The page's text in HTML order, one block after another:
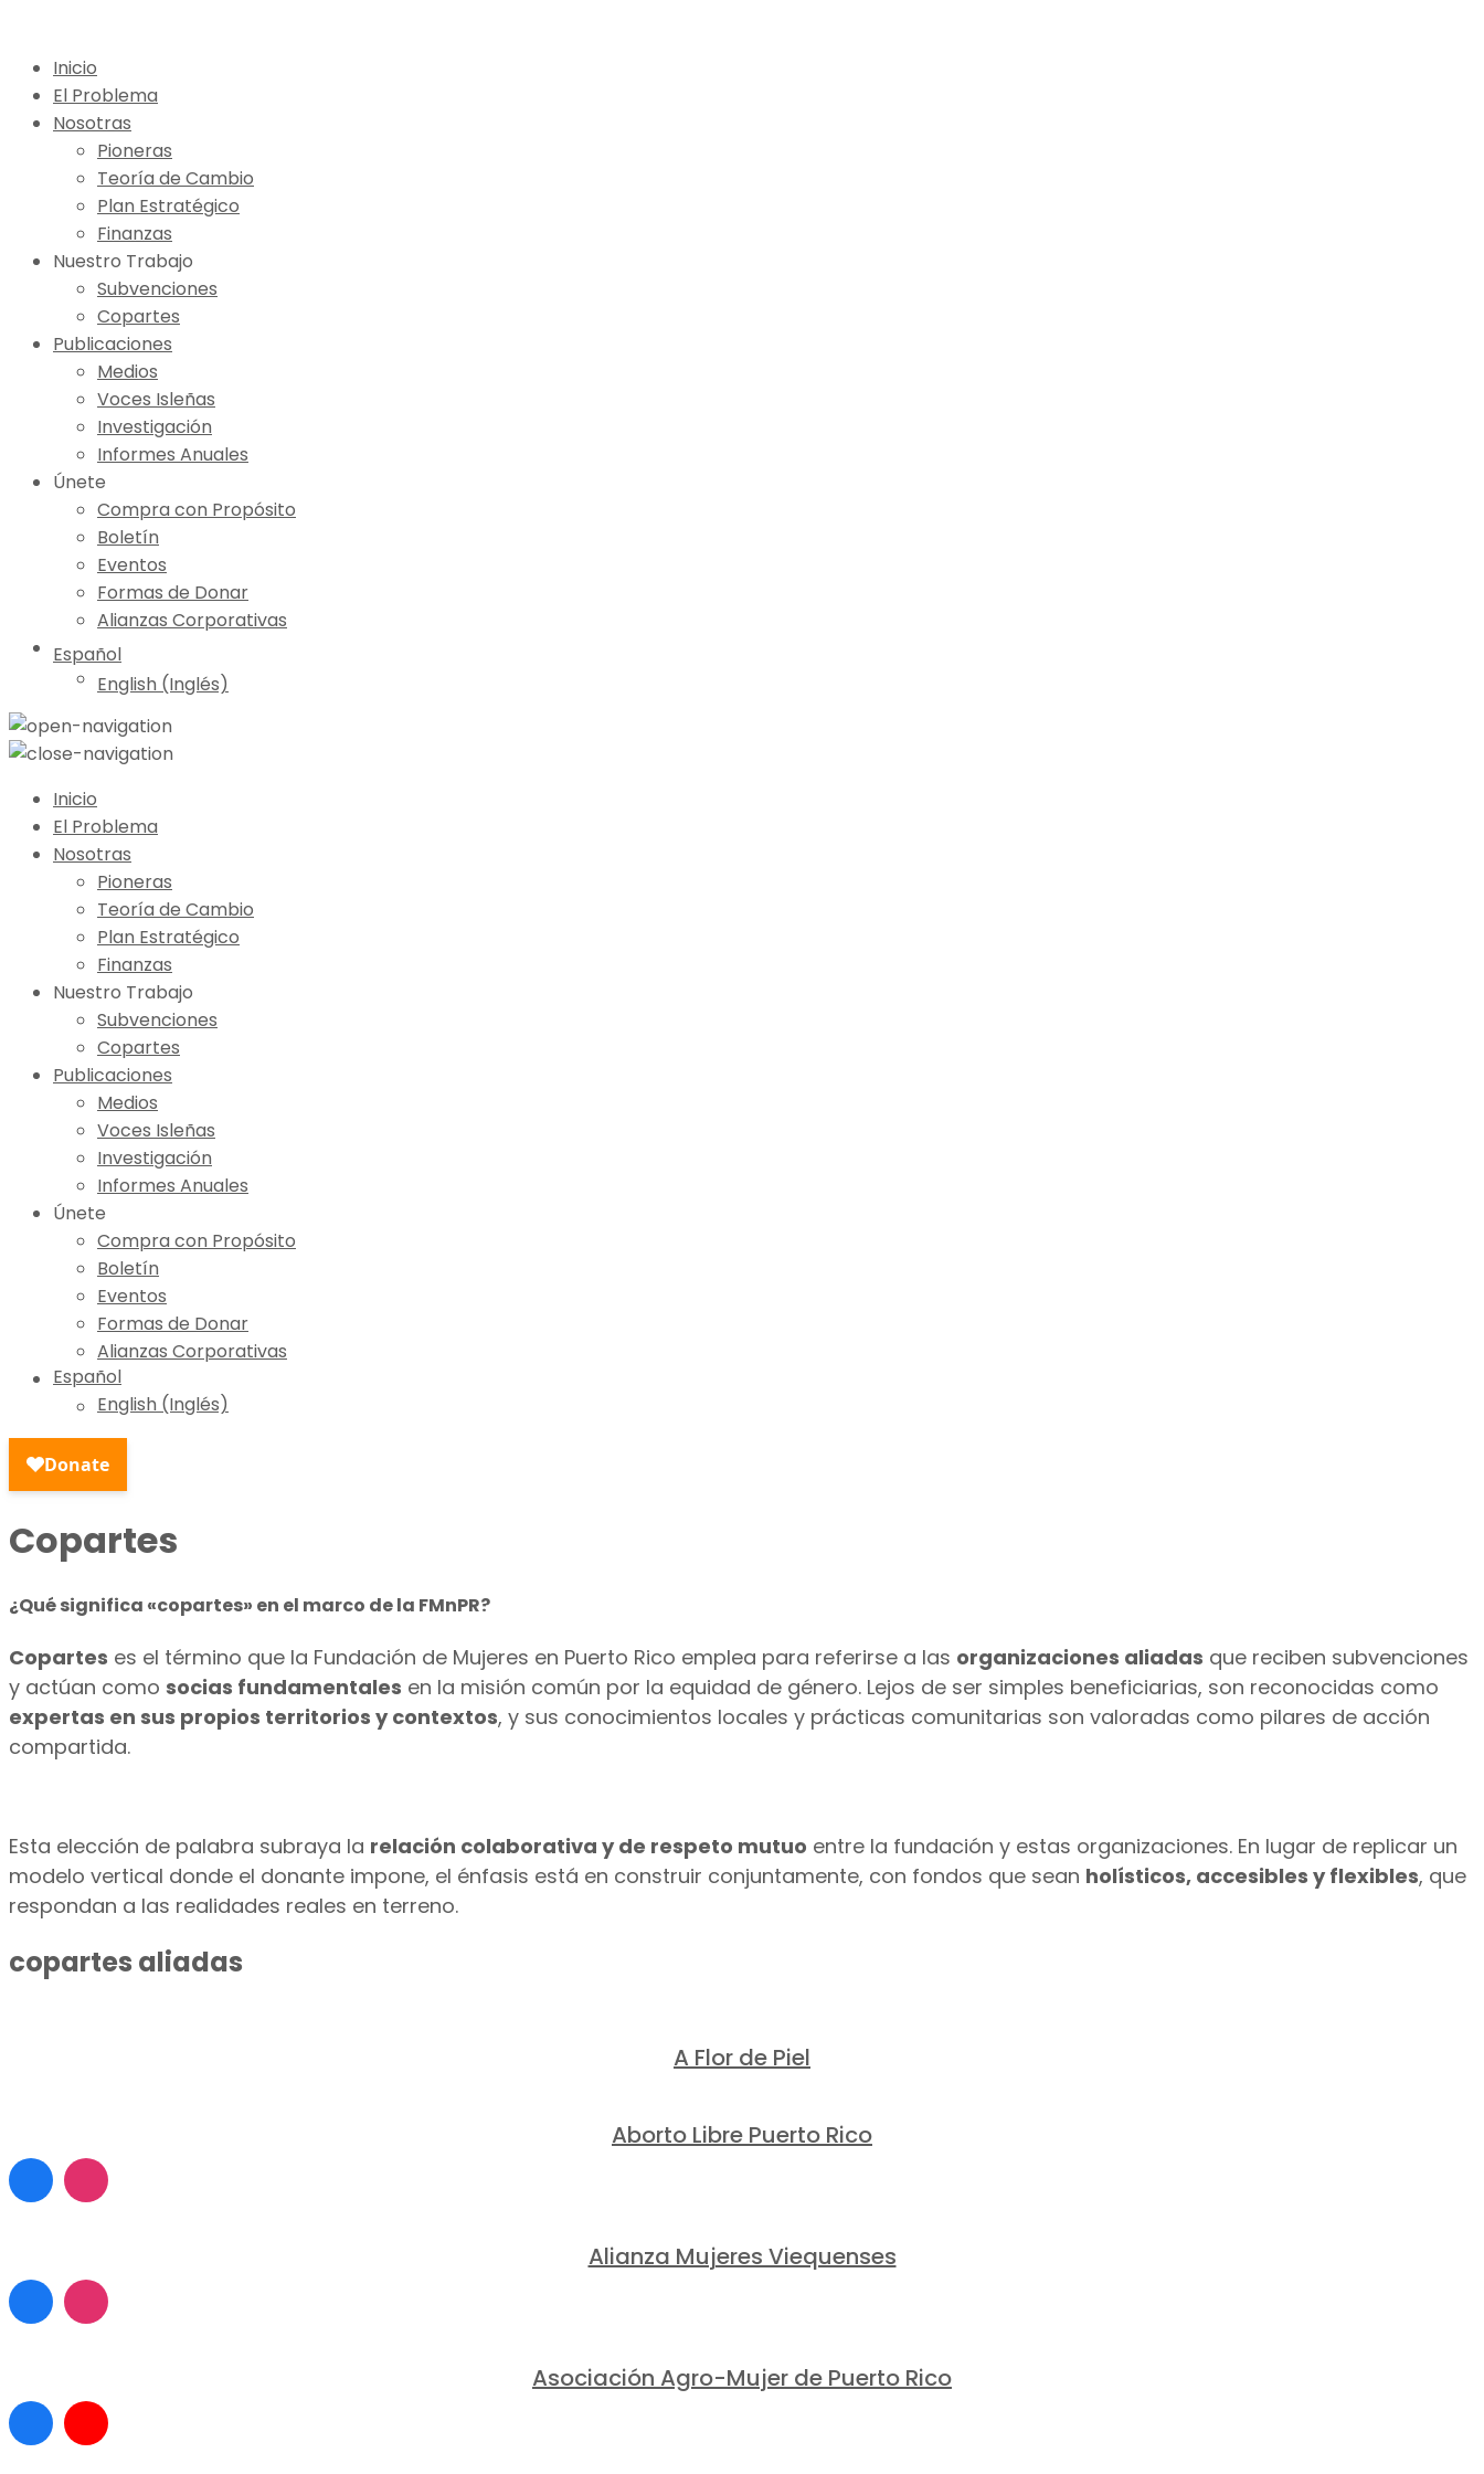
Inicio
El Problema
Nosotras
Pioneras
Teoría de Cambio
Plan Estratégico
Finanzas
Nuestro Trabajo
Subvenciones
Copartes
Publicaciones
Medios
Voces Isleñas
Investigación
Informes Anuales
Únete
Compra con Propósito
Boletín
Eventos
Formas de Donar
Alianzas Corporativas
Español
English (Inglés)
Inicio
El Problema
Nosotras
Pioneras
Teoría de Cambio
Plan Estratégico
Finanzas
Nuestro Trabajo
Subvenciones
Copartes
Publicaciones
Medios
Voces Isleñas
Investigación
Informes Anuales
Únete
Compra con Propósito
Boletín
Eventos
Formas de Donar
Alianzas Corporativas
Español
English (Inglés)
Copartes
¿Qué significa «copartes» en el marco de la FMnPR?
Copartes es el término que la Fundación de Mujeres en Puerto Rico emplea para referirse a las organizaciones aliadas que reciben subvenciones
y actúan como socias fundamentales en la misión común por la equidad de género. Lejos de ser simples beneficiarias, son reconocidas como
expertas en sus propios territorios y contextos, y sus conocimientos locales y prácticas comunitarias son valoradas como pilares de acción
compartida.
Esta elección de palabra subraya la relación colaborativa y de respeto mutuo entre la fundación y estas organizaciones. En lugar de replicar un
modelo vertical donde el donante impone, el énfasis está en construir conjuntamente, con fondos que sean holísticos, accesibles y flexibles, que
respondan a las realidades reales en terreno.
copartes aliadas
A Flor de Piel
Aborto Libre Puerto Rico
Alianza Mujeres Viequenses
Asociación Agro-Mujer de Puerto Rico